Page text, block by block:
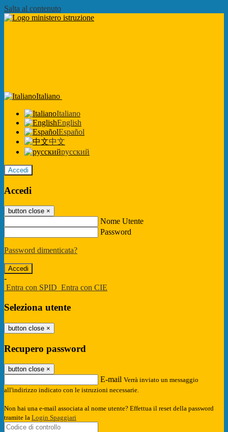
Salta al contenuto
Italiano
Italiano
English
Español
中文
русский
Accedi
Accedi
button close ×
Nome Utente
Password
Password dimenticata?
-
Entra con SPID Entra con CIE
Seleziona utente
button close ×
Recupero password
button close ×
E-mail Verrà inviato un messaggio
all'indirizzo indicato con le istruzioni necessarie.
Non hai una e-mail associata al nome utente? Effettua il reset della password
tramite la Login Spaggiari